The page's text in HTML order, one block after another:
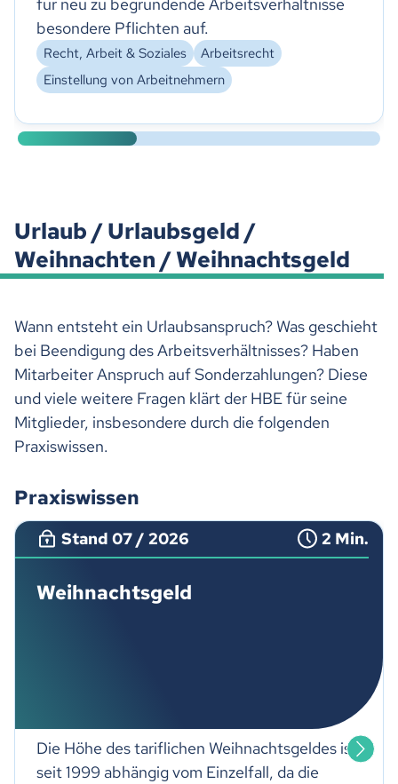
besondere Pflichten auf.
Recht, Arbeit & Soziales
Arbeitsrecht
Einstellung von Arbeitnehmern
Urlaub / Urlaubsgeld /
Weihnachten / Weihnachtsgeld
Wann entsteht ein Urlaubsanspruch? Was geschieht
bei Beendigung des Arbeitsverhältnisses? Haben
Mitarbeiter Anspruch auf Sonderzahlungen? Diese
und viele weitere Fragen klärt der HBE für seine
Mitglieder, insbesondere durch die folgenden
Praxiswissen.
Praxiswissen
Stand 07 / 2026 2 Min.
Weihnachtsgeld
Die Höhe des tariflichen Weihnachtsgeldes ist
seit 1999 abhängig vom Einzelfall, da die